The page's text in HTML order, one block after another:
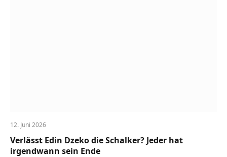
12. Juni 2026
Verlässt Edin Dzeko die Schalker? Jeder hat
irgendwann sein Ende